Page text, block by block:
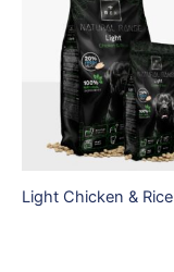
Light Chicken & Rice